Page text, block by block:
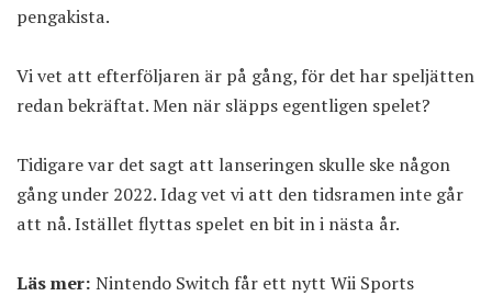
pengakista.
Vi vet att efterföljaren är på gång, för det har speljätten
redan bekräftat. Men när släpps egentligen spelet?
Tidigare var det sagt att lanseringen skulle ske någon
gång under 2022. Idag vet vi att den tidsramen inte går
att nå. Istället flyttas spelet en bit in i nästa år.
Läs mer: Nintendo Switch får ett nytt Wii Sports